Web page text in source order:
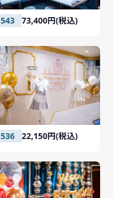
543 73,400円(税込)
536 22,150円(税込)